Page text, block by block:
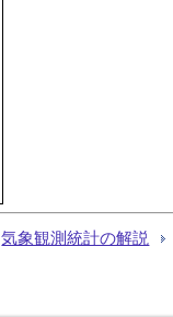
気象観測統計の解説